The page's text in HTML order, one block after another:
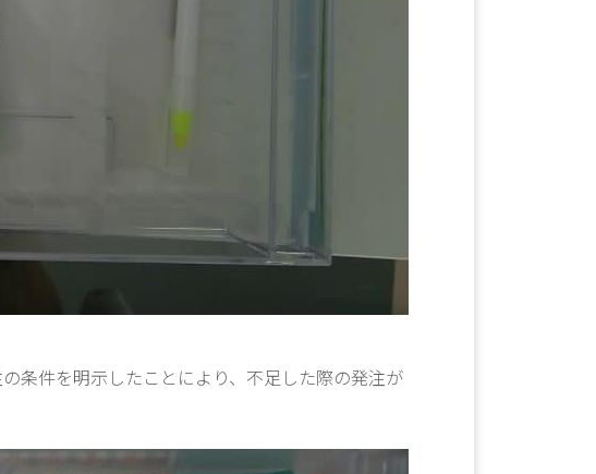
条件を明示したことにより、不足した際の発注が